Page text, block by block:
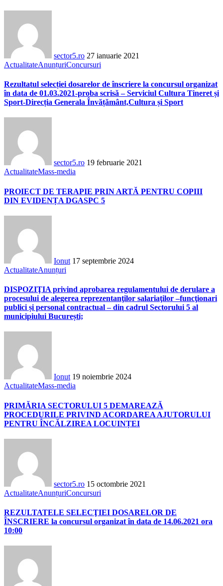
sector5.ro 27 ianuarie 2021
ActualitateAnunțuriConcursuri
Rezultatul selecției dosarelor de înscriere la concursul organizat
în data de 01.03.2021-proba scrisă – Serviciul Cultura Tineret și
Sport-Direcția Generala Învățământ,Cultura și Sport
sector5.ro 19 februarie 2021
ActualitateMass-media
PROIECT DE TERAPIE PRIN ARTĂ PENTRU COPIII
DIN EVIDENȚA DGASPC 5
Ionut 17 septembrie 2024
ActualitateAnunțuri
DISPOZIŢIA privind aprobarea regulamentului de derulare a
procesului de alegerea reprezentanţilor salariaţilor –funcţionari
publici și personal contractual – din cadrul Sectorului 5 al
municipiului București;
Ionut 19 noiembrie 2024
ActualitateMass-media
PRIMĂRIA SECTORULUI 5 DEMAREAZĂ
PROCEDURILE PRIVIND ACORDAREA AJUTORULUI
PENTRU ÎNCĂLZIREA LOCUINȚEI
sector5.ro 15 octombrie 2021
ActualitateAnunțuriConcursuri
REZULTATELE SELECŢIEI DOSARELOR DE
ÎNSCRIERE la concursul organizat în data de 14.06.2021 ora
10:00